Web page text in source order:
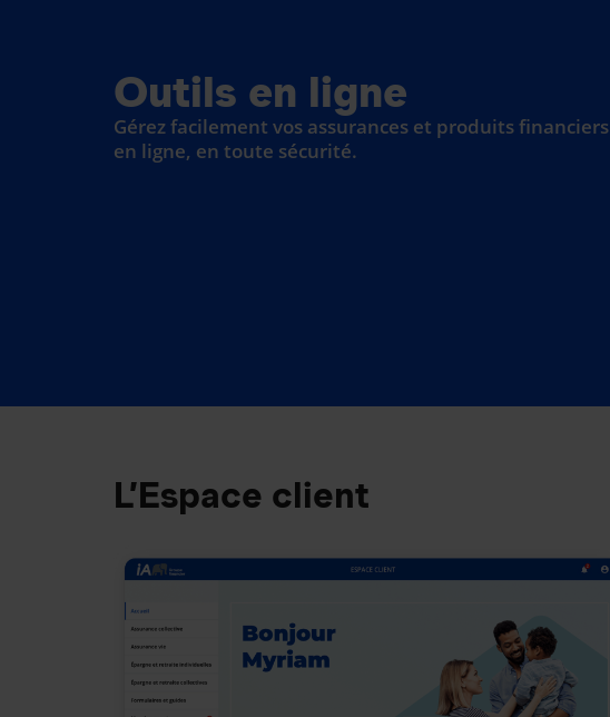
Outils en ligne
Gérez facilement vos assurances et produits financiers
en ligne, en toute sécurité.
L’Espace client